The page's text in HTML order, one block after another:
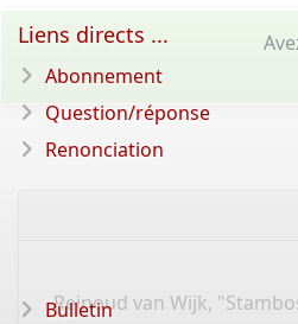
Reinoud van Wijk,
Liens directs ...
Abonnement
Question/réponse
Renonciation
Bulletin